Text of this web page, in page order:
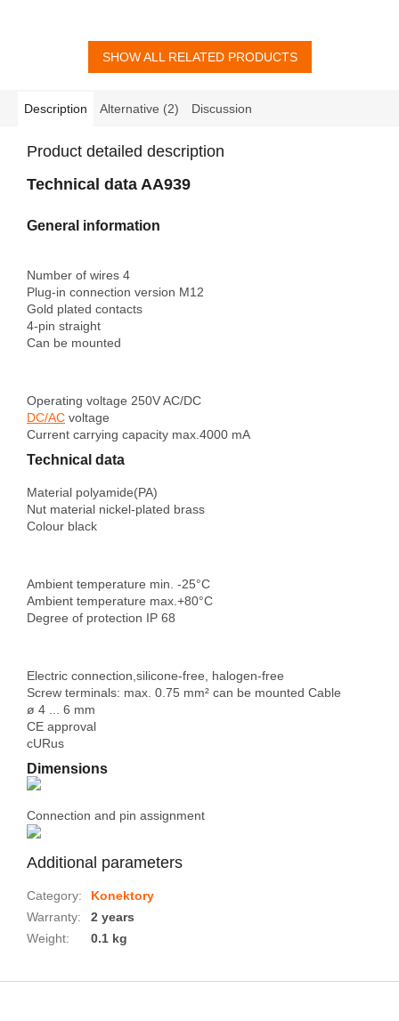
SHOW ALL RELATED PRODUCTS
Description Alternative (2) Discussion
Product detailed description
Technical data AA939
General information
Number of wires 4
Plug-in connection version M12
Gold plated contacts
4-pin straight
Can be mounted
Operating voltage 250V AC/DC
DC/AC voltage
Current carrying capacity max.4000 mA
Technical data
Material polyamide(PA)
Nut material nickel-plated brass
Colour black
Ambient temperature min. -25°C
Ambient temperature max.+80°C
Degree of protection IP 68
Electric connection,silicone-free, halogen-free
Screw terminals: max. 0.75 mm² can be mounted Cable
ø 4 ... 6 mm
CE approval
cURus
Dimensions
Connection and pin assignment
Additional parameters
Category:
Konektory
Warranty:
2 years
Weight: 0.1 kg